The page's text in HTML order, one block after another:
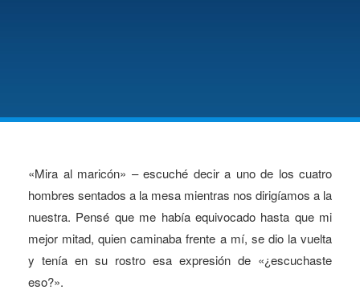
«Mira al maricón» – escuché decir a uno de los cuatro
hombres sentados a la mesa mientras nos dirigíamos a la
nuestra. Pensé que me había equivocado hasta que mi
mejor mitad, quien caminaba frente a mí, se dio la vuelta
y tenía en su rostro esa expresión de «¿escuchaste
eso?».